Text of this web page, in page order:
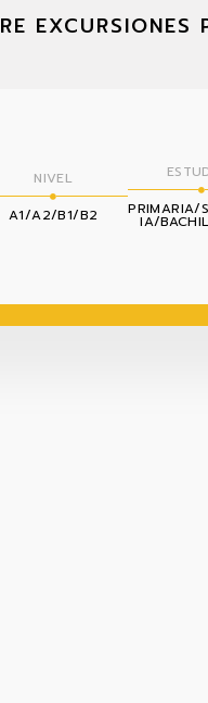
EXCURSIONES
NIVEL
A1/A2/B1/B2
PRIMARIA/
IA/